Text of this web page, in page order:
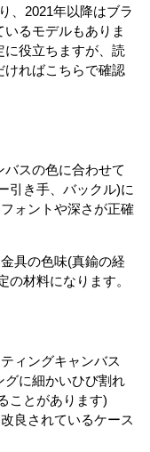
、2021年以降はブラ
るモデルもありま
役立ちますが、読
ければこちらで確認
スの色に合わせて
引き手、バックル)に
ォントや深さが正確
具の色味(真鍮の経
材料になります。
ィングキャンバス
グに細かいひび割れ
ことがあります)
良されているケース